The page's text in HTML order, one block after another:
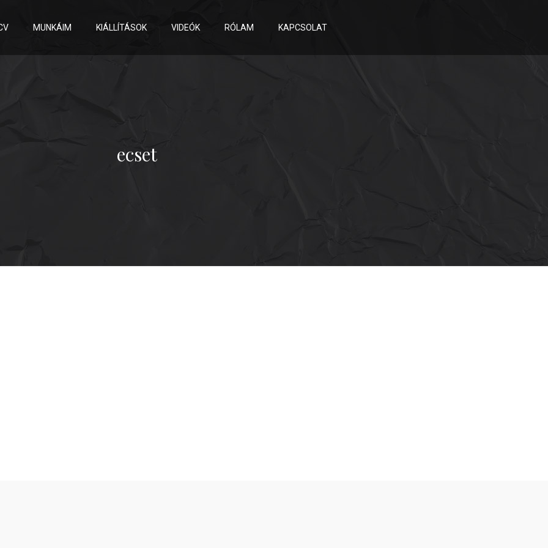
MUNKÁIM KIÁLLÍTÁSOK VIDEÓK RÓLAM KAPCSOLAT
ecset